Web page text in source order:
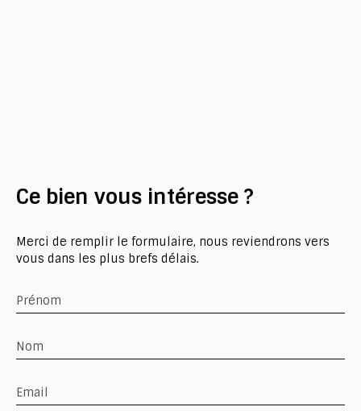
Ce bien vous intéresse ?
Merci de remplir le formulaire, nous reviendrons vers
vous dans les plus brefs délais.
Prénom
Nom
Email